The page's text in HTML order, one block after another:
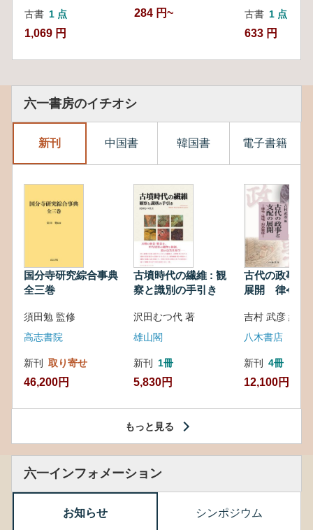
古書 1 点
1,069 円
284 円~ 古書 1 点
633 円
六一書房のイチオシ
新刊 中国書 韓国書 電子書籍
国分寺研究綜合事典
全三巻
須田勉 監修
高志書院
新刊 取り寄せ
46,200円
古墳時代の繊維 : 観
察と識別の手引き
沢田むつ代 著
雄山閣
新刊 1冊
5,830円
古代の政事と
展開 律令・
吉村 武彦 編集
八木書店
新刊 4冊
12,100円
もっと見る
六一インフォメーション
お知らせ シンポジウム